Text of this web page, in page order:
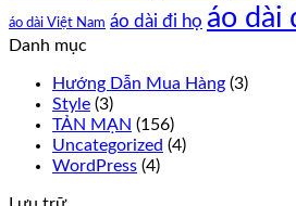
áo dài Việt Nam áo dài đi họ áo dài
Danh mục
Hướng Dẫn Mua Hàng (3)
Style (3)
TẢN MẠN (156)
Uncategorized (4)
WordPress (4)